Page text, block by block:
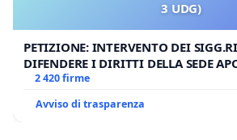
3 UDG)
PETIZIONE: INTERVENTO DEI
DIFENDERE I DIRITTI DELLA SEDE
UDG)
2 420 firme
Avviso di trasparenza